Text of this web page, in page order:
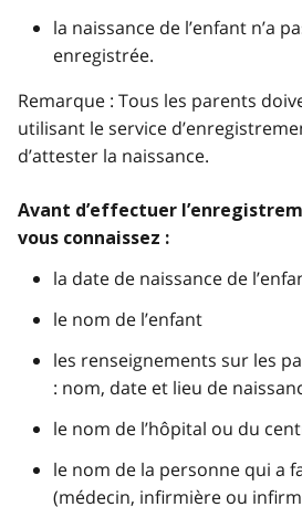
la naissance de l’enfant n’a
enregistrée.
Remarque : Tous les parents
utilisant le service
d’attester la naissance.
Avant d’effectuer
vous connaissez :
la date de naissance de
le nom de l’enfant
les renseignements sur les
: nom, date et lieu de
le nom de l’hôpital ou du
le nom de la personne qui a
(médecin, infirmière ou